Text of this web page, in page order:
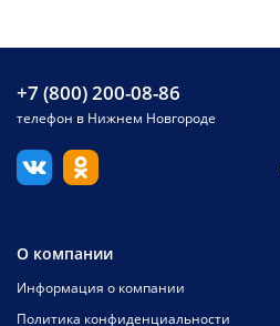
+7 (800) 200-08-86
телефон в Нижнем Новгороде
О компании
Информация о компании
Политика конфиденциальности